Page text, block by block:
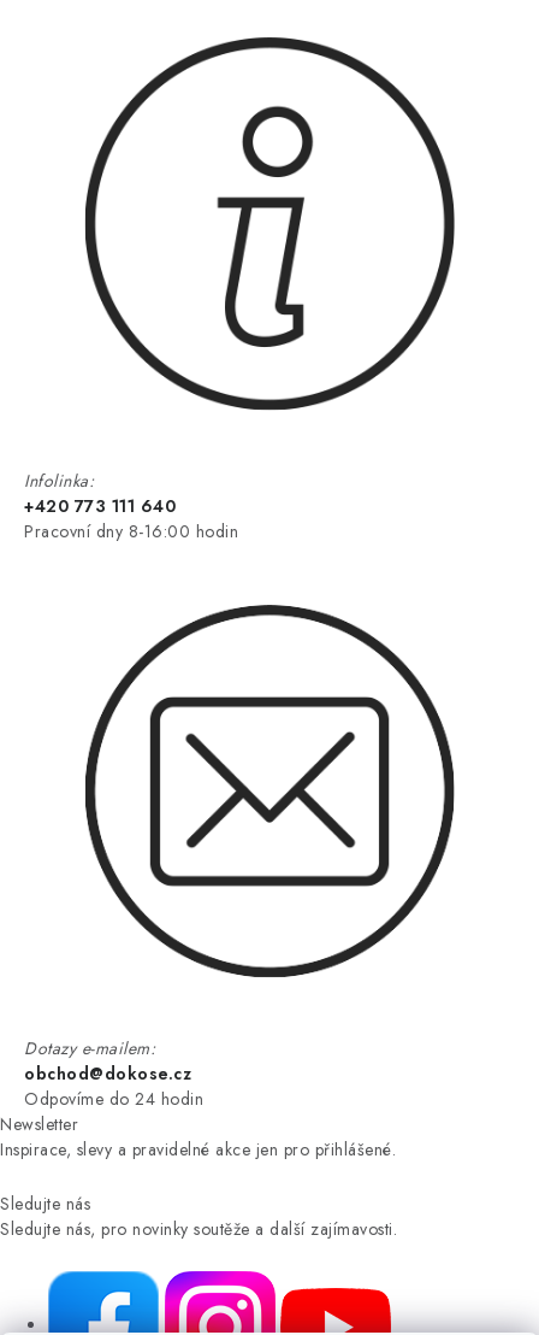
Infolinka:
+420 773 111 640
Pracovní dny 8-16:00 hodin
Dotazy e-mailem:
obchod@dokose.cz
Odpovíme do 24 hodin
Newsletter
Inspirace, slevy a pravidelné akce jen pro přihlášené.
Sledujte nás
Sledujte nás, pro novinky soutěže a další zajímavosti.